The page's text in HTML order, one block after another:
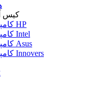
کیس
کامپیوتر دسکتاپ HP
کامپیوتر دسکتاپ Intel
کامپیوتر دسکتاپ Asus
کامپیوتر دسکتاپ Innovers